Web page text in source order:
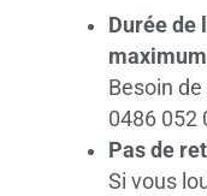
Durée de
Besoin
0486 052
Pas de
Si vous